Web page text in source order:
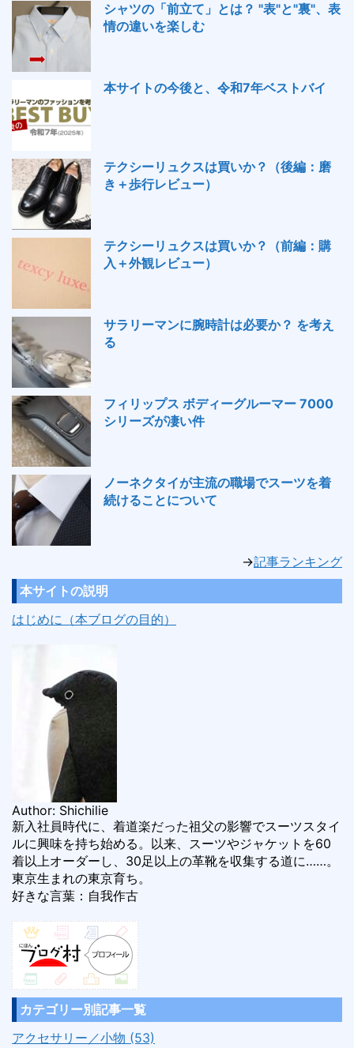
シャツの「前立て」とは？ "表"と"裏"、表
情の違いを楽しむ
本サイトの今後と、令和7年ベストバイ
テクシーリュクスは買いか？（後編：磨
き＋歩行レビュー）
テクシーリュクスは買いか？（前編：購
入＋外観レビュー）
サラリーマンに腕時計は必要か？ を考え
る
フィリップス ボディーグルーマー 7000
シリーズが凄い件
ノーネクタイが主流の職場でスーツを着
続けることについて
→記事ランキング
本サイトの説明
はじめに（本ブログの目的）
Author: Shichilie
新入社員時代に、着道楽だった祖父の影響でスーツスタイ
ルに興味を持ち始める。以来、スーツやジャケットを60
着以上オーダーし、30足以上の革靴を収集する道に……。
東京生まれの東京育ち。
好きな言葉：自我作古
カテゴリー別記事一覧
アクセサリー／小物 (53)